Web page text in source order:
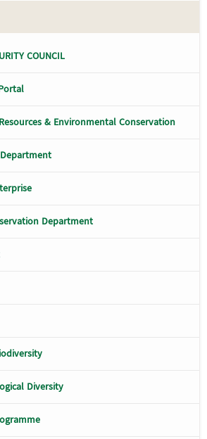
COUNCIL
& Environmental Conservation
Department
Diversity